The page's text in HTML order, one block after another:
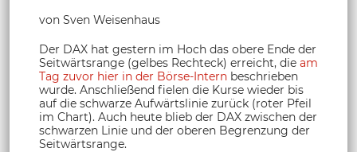
von Sven Weisenhaus
Der DAX hat gestern im Hoch das obere Ende der
Seitwärtsrange (gelbes Rechteck) erreicht, die am
Tag zuvor hier in der Börse-Intern beschrieben
wurde. Anschließend fielen die Kurse wieder bis
auf die schwarze Aufwärtslinie zurück (roter Pfeil
im Chart). Auch heute blieb der DAX zwischen der
schwarzen Linie und der oberen Begrenzung der
Seitwärtsrange.